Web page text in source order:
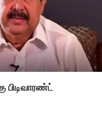
பிடிவாரண்ட்